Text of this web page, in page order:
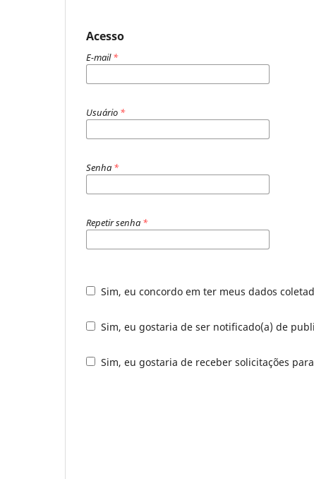
Acesso
E-mail*
Usuário *
Senha *
Repetir senha *
Sim, eu concordo em ter meus dados
Sim, eu gostaria de ser notificado(a) de
Sim, eu gostaria de receber solicitações